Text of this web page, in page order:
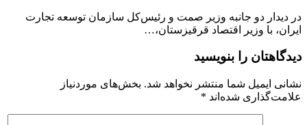
در دیدار دو جانبه وزیر صمت و رئیس‌کل سازمان توسعه تجارت
ایران، با وزیر اقتصاد قرقیزستان،…
دیدگاهتان را بنویسید
نشانی ایمیل شما منتشر نخواهد شد. بخش‌های موردنیاز
علامت‌گذاری شده‌اند *